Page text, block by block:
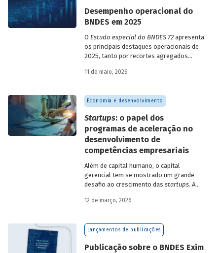
Desempenho operacional do
BNDES em 2025
O Estudo especial do BNDES 72 apresenta
os principais destaques operacionais de
2025, tanto por recortes agregados
específicas do Banco.
11 de maio, 2026
Economia e desenvolvimento
Startups: o papel dos
programas de aceleração no
desenvolvimento de
competências empresariais
Além de capital humano, o capital
gerencial tem se mostrado um grande
desafio ao crescimento das startups. A
como programas de aceleração têm
desafio.
12 de março, 2026
Lançamentos de publicações
Publicação sobre o BNDES Exim